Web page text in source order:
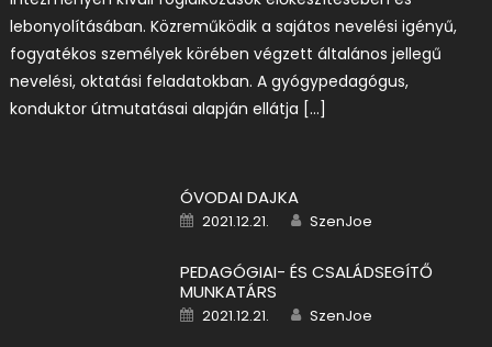
lebonyolításában. Közreműködik a sajátos nevelési igényű,
fogyatékos személyek körében végzett általános jellegű
nevelési, oktatási feladatokban. A gyógypedagógus,
konduktor útmutatásai alapján ellátja […]
ÓVODAI DAJKA
Posted on
2021.12.21. Author
SzenJoe
PEDAGÓGIAI- ÉS CSALÁDSEGÍTŐ
MUNKATÁRS
Posted on
2021.12.21. Author
SzenJoe